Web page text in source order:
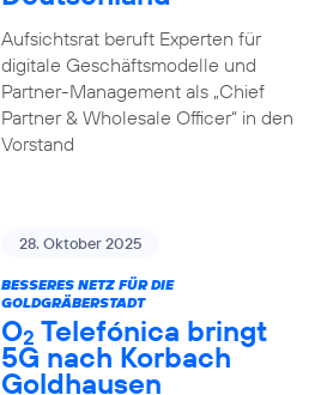
Aufsichtsrat beruft Experten für
digitale Geschäftsmodelle und
Partner-Management als „Chief
Partner & Wholesale Officer“ in den
Vorstand
28. Oktober 2025
BESSERES NETZ FÜR DIE
GOLDGRÄBERSTADT
O2 Telefónica bringt
5G nach Korbach
Goldhausen